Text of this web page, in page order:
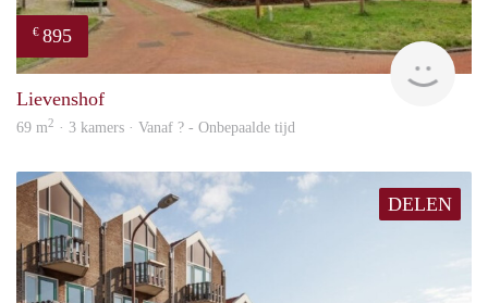
€ 895
rent
Lievenshof
69 m2 · 3 kamers · Vanaf ? - Onbepaalde tijd
DELEN